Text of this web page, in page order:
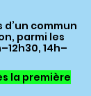
commun
parmi les
14h–
la première